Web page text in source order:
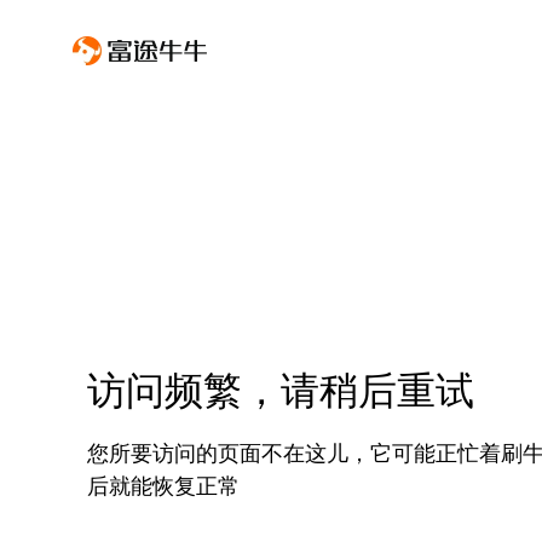
访问频繁，请稍后重试
您所要访问的页面不在这儿，它可能正忙着刷
后就能恢复正常